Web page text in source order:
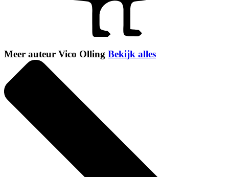
Meer auteur Vico Olling Bekijk alles